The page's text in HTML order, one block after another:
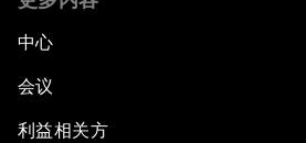
中心
会议
利益相关方